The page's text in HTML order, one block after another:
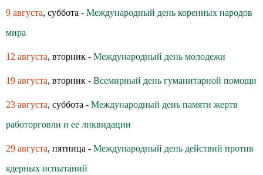
9 августа, суббота - Международный день коренных народов
мира
12 августа, вторник - Международный день молодежи
19 августа, вторник - Всемирный день гуманитарной помощи
23 августа, суббота - Международный день памяти жертв
работорговли и ее ликвидации
29 августа, пятница - Международный день действий против
ядерных испытаний